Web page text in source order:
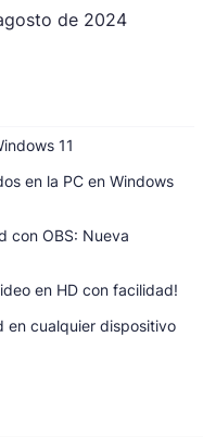
11
en la PC en Windows
con OBS: Nueva
en HD con facilidad!
en cualquier dispositivo
de 2024